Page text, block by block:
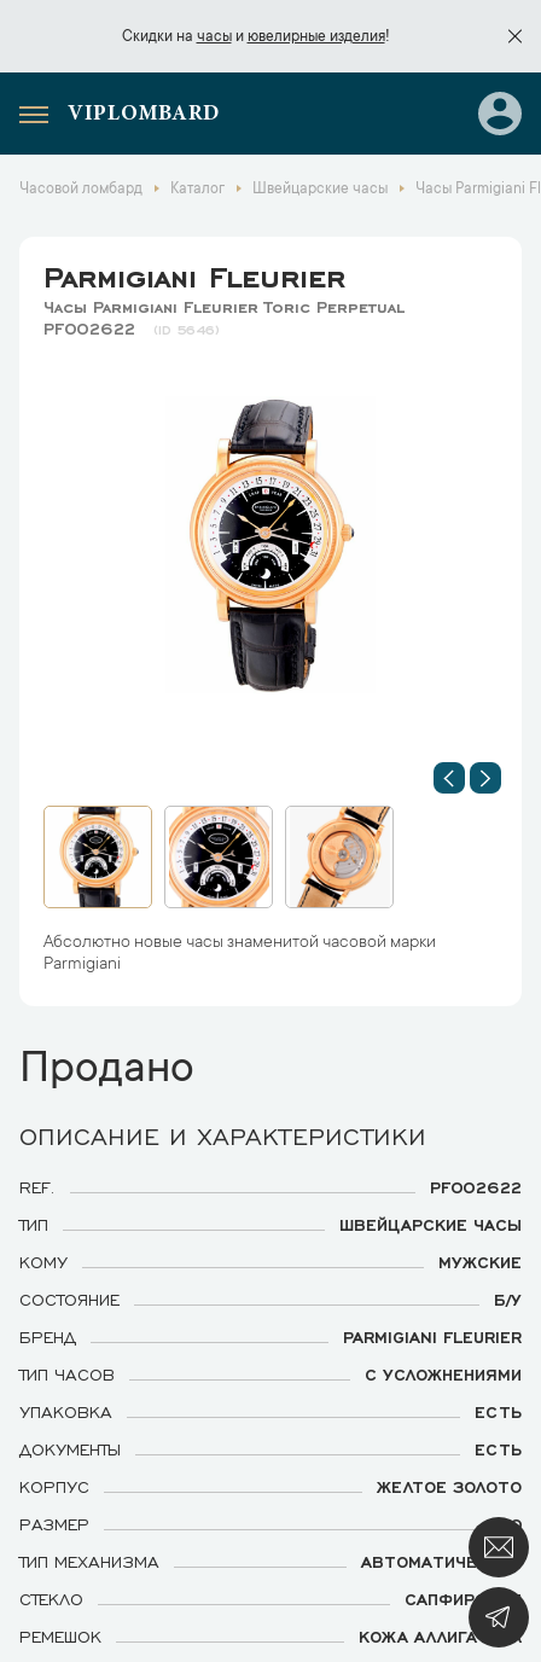
Скидки на часыи ювелирные изделия!
Скидки начасы
VIPLOMBARD
Часовой ломбард Каталог Швейцарские часы Часы Parmigiani
Parmigiani Fleurier
Часы Parmigiani Fleurier Toric Perpetual
PF002622
5646
Абсолютно новые часы знаменитой часовой марки
Parmigiani
Продано
ОПИСАНИЕ И ХАРАКТЕРИСТИКИ
REF.
PF002622
ТИП
ШВЕЙЦАРСКИЕ ЧАСЫ
КОМУ
МУЖСКИЕ
СОСТОЯНИЕ
Б/У
БРЕНД
PARMIGIANI FLEURIER
ТИП ЧАСОВ
С УСЛОЖНЕНИЯМИ
УПАКОВКА
ЕСТЬ
ДОКУМЕНТЫ
ЕСТЬ
КОРПУС
ЖЕЛТОЕ ЗОЛОТО
РАЗМЕР
40
ТИП МЕХАНИЗМА
АВТОМАТИЧЕСКИЙ
СТЕКЛО
САПФИРОВОЕ
РЕМЕШОК
КОЖА АЛЛИГАТОРА